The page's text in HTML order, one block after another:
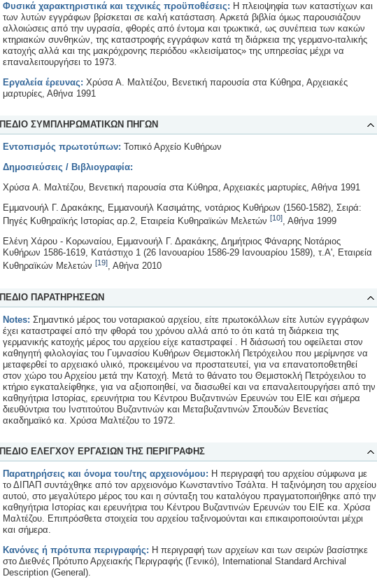
Φυσικά χαρακτηριστικά και τεχνικές προϋποθέσεις: Η πλειοψηφία των καταστίχων και
των λυτών εγγράφων βρίσκεται σε καλή κατάσταση. Αρκετά βιβλία όμως παρουσιάζουν
αλλοιώσεις από την υγρασία, φθορές από έντομα και τρωκτικά, ως συνέπεια των κακών
κτηριακών συνθηκών, της καταστροφής εγγράφων κατά τη διάρκεια της γερμανο-ιταλικής
κατοχής αλλά και της μακρόχρονης περιόδου «κλεισίματος» της υπηρεσίας μέχρι να
επαναλειτουργήσει το 1973.
Εργαλεία έρευνας: Χρύσα Α. Μαλτέζου, Βενετική παρουσία στα Κύθηρα, Αρχειακές
μαρτυρίες, Αθήνα 1991
ΠΕΔΙΟ ΣΥΜΠΛΗΡΩΜΑΤΙΚΩΝ ΠΗΓΩΝ
Εντοπισμός πρωτοτύπων: Τοπικό Αρχείο Κυθήρων
Δημοσιεύσεις / Βιβλιογραφία:
Χρύσα Α. Μαλτέζου, Βενετική παρουσία στα Κύθηρα, Αρχειακές μαρτυρίες, Αθήνα 1991
Εμμανουήλ Γ. Δρακάκης, Εμμανουήλ Κασιμάτης, νοτάριος Κυθήρων (1560-1582), Σειρά:
Πηγές Κυθηραϊκής Ιστορίας αρ.2, Εταιρεία Κυθηραϊκών Μελετών [10], Αθήνα 1999
Ελένη Χάρου - Κορωναίου, Εμμανουήλ Γ. Δρακάκης, Δημήτριος Φάναρης Νοτάριος
Κυθήρων 1586-1619, Κατάστιχο 1 (26 Ιανουαρίου 1586-29 Ιανουαρίου 1589), τ.Α', Εταιρεία
Κυθηραϊκών Μελετών [19], Αθήνα 2010
ΠΕΔΙΟ ΠΑΡΑΤΗΡΗΣΕΩΝ
Notes: Σημαντικό μέρος του νοταριακού αρχείου, είτε πρωτοκόλλων είτε λυτών εγγράφων
έχει καταστραφεί από την φθορά του χρόνου αλλά από το ότι κατά τη διάρκεια της
γερμανικής κατοχής μέρος του αρχείου είχε καταστραφεί . Η διάσωσή του οφείλεται στον
καθηγητή φιλολογίας του Γυμνασίου Κυθήρων Θεμιστοκλή Πετρόχειλου που μερίμνησε να
μεταφερθεί το αρχειακό υλικό, προκειμένου να προστατευτεί, για να επανατοποθετηθεί
στον χώρο του Αρχείου μετά την Κατοχή. Μετά το θάνατο του Θεμιστοκλή Πετρόχειλου το
κτήριο εγκαταλείφθηκε, για να αξιοποιηθεί, να διασωθεί και να επαναλειτουργήσει από την
καθηγήτρια Ιστορίας, ερευνήτρια του Κέντρου Βυζαντινών Ερευνών του ΕΙΕ και σήμερα
διευθύντρια του Ινστιτούτου Βυζαντινών και Μεταβυζαντινών Σπουδών Βενετίας
ακαδημαϊκό κα. Χρύσα Μαλτέζου το 1972.
ΠΕΔΙΟ ΕΛΕΓΧΟΥ ΕΡΓΑΣΙΩΝ ΤΗΣ ΠΕΡΙΓΡΑΦΗΣ
Παρατηρήσεις και όνομα του/της αρχειονόμου: Η περιγραφή του αρχείου σύμφωνα με
το ΔΙΠΑΠ συντάχθηκε από τον αρχειονόμο Κωνσταντίνο Τσάλτα. Η ταξινόμηση του αρχείου
αυτού, στο μεγαλύτερο μέρος του και η σύνταξη του καταλόγου πραγματοποιήθηκε από την
καθηγήτρια Ιστορίας και ερευνήτρια του Κέντρου Βυζαντινών Ερευνών του ΕΙΕ κα. Χρύσα
Μαλτέζου. Επιπρόσθετα στοιχεία του αρχείου ταξινομούνται και επικαιροποιούνται μέχρι
και σήμερα.
Κανόνες ή πρότυπα περιγραφής: Η περιγραφή των αρχείων και των σειρών βασίστηκε
στο Διεθνές Πρότυπο Αρχειακής Περιγραφής (Γενικό), International Standard Archival
Description (General).